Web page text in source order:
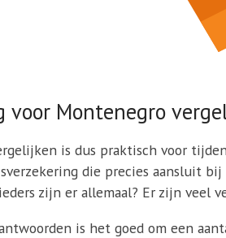
voor Montenegro
is dus praktisch voor
die precies aansluit
zijn er allemaal? Er zijn veel
is het goed om een